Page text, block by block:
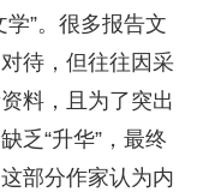
”。很多报告文
待，但往往因采
料，且为了突出
乏“升华”，最终
部分作家认为内